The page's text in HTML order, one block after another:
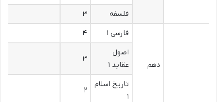
فلسفه
۳
دهم
فارسی ۱
۴
اصول
عقاید ۱
۳
تاریخ اسلام
۱
۲